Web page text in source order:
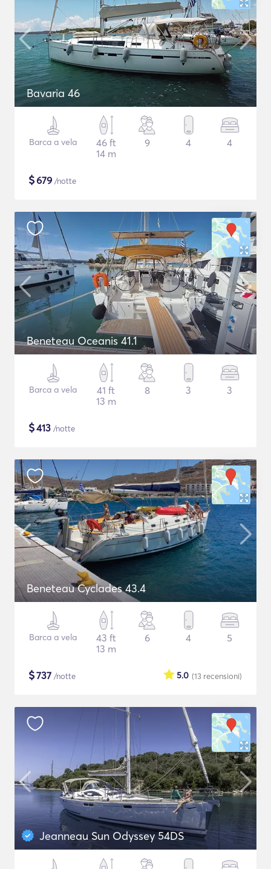
Bavaria 46
Barca a vela
46 ft
14 m
9 4 4
$679 /notte
Beneteau Oceanis 41.1
Barca a vela
41 ft
13 m
8 3 3
$413 /notte
Beneteau Cyclades 43.4
Barca a vela
43 ft
13 m
6 4 5
$737 /notte (13 recensioni)
5.0
Jeanneau Sun Odyssey 54DS